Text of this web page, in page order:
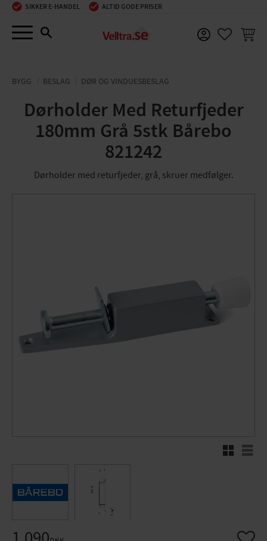
Menu
SIKKER E-HANDEL ALTID GODE PRISER
BYGG BESLAG DØR OG VINDUESBESLAG
Dørholder Med Returfjeder
180mm Grå 5stk Bårebo
821242
Dørholder med returfjeder, grå, skruer medfølger.
RutenettListe
Gem